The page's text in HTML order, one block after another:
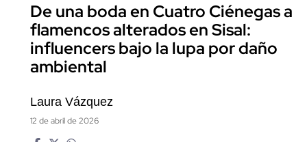
De una boda en Cuatro Ciénegas a
flamencos alterados en Sisal:
influencers bajo la lupa por daño
ambiental
Laura Vázquez
12 de abril de 2026